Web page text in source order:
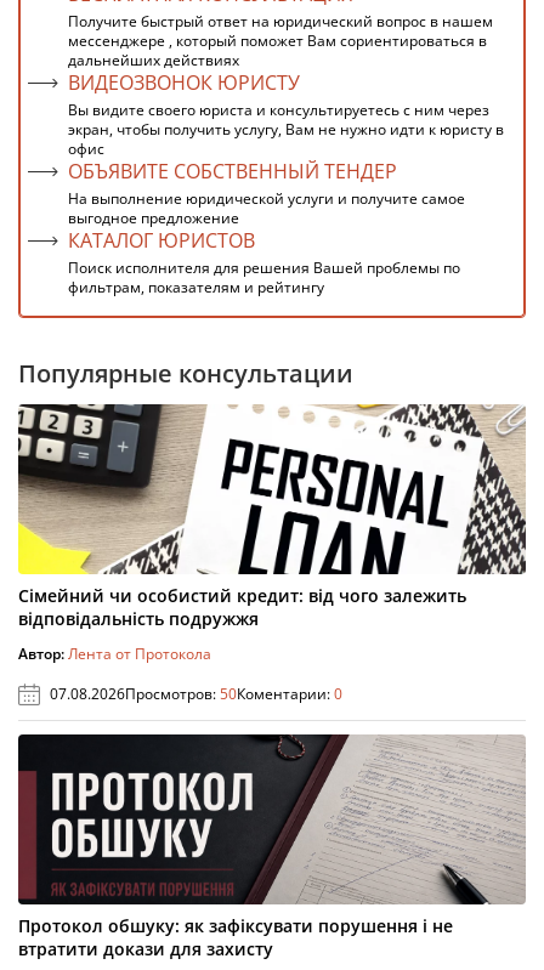
Получите быстрый ответ на юридический вопрос в нашем
мессенджере , который поможет Вам сориентироваться в
дальнейших действиях
ВИДЕОЗВОНОК ЮРИСТУ
Вы видите своего юриста и консультируетесь с ним через
экран, чтобы получить услугу, Вам не нужно идти к юристу в
офис
ОБЪЯВИТЕ СОБСТВЕННЫЙ ТЕНДЕР
На выполнение юридической услуги и получите самое
выгодное предложение
КАТАЛОГ ЮРИСТОВ
Поиск исполнителя для решения Вашей проблемы по
фильтрам, показателям и рейтингу
Популярные консультации
Сімейний чи особистий кредит: від чого залежить
відповідальність подружжя
Автор:Лента от Протокола
07.08.2026Просмотров:50Коментарии:0
Протокол обшуку: як зафіксувати порушення і не
втратити докази для захисту